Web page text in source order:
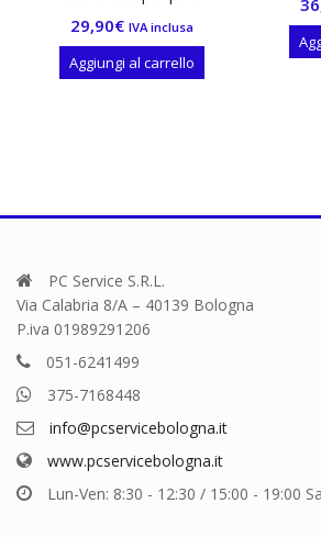
IVA inclusa
al carrello
36,50 IVA inclusa
Aggiungi al carrello
PC Service S.R.L.
Via Calabria 8/A – 40139 Bologna
P.iva 01989291206
051-6241499
375-7168448
info@pcservicebologna.it
www.pcservicebologna.it
Lun-Ven: 8:30 - 12:30 / 15:00 - 19:00